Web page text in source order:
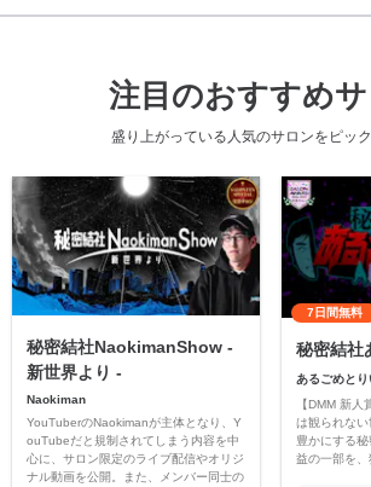
注目のおすすめ
盛り上がっている人気のサロンをピック
秘密結社NaokimanShow -
新世界より -
Naokiman
YouTuberのNaokimanが主体となり、Y
ouTubeだと規制されてしまう内容を中
心に、サロン限定のライブ配信やオリジ
ナル動画を公開。また、メンバー同士の
7日間無料
秘密結社
あるごめと
【DMM 新
は観られな
豊かにする
益の一部を